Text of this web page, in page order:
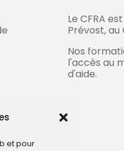
et pour
Le CFRA
Prévost, au
Nos
l'accès au
d'aide.